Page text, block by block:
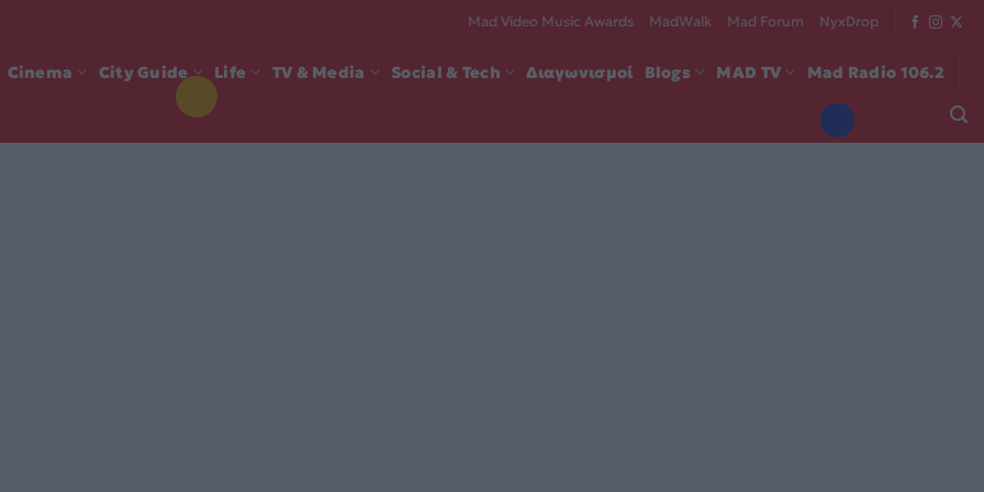
Mad Video Music Awards MadWalk Mad Forum NyxDrop
Cinema City Guide Life TV & Media Social & Tech Διαγωνισμοί Blogs MAD TV Mad Radio 106.2